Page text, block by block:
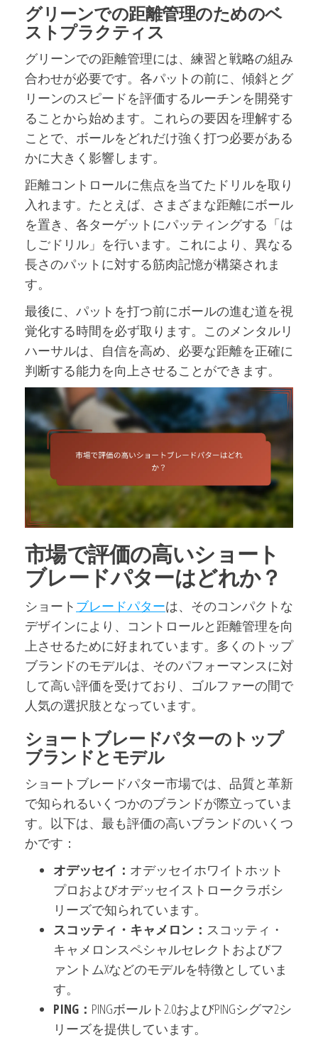
グリーンでの距離管理のためのベ
ストプラクティス
グリーンでの距離管理には、練習と戦略の組み
合わせが必要です。各パットの前に、傾斜とグ
リーンのスピードを評価するルーチンを開発す
ることから始めます。これらの要因を理解する
ことで、ボールをどれだけ強く打つ必要がある
かに大きく影響します。
距離コントロールに焦点を当てたドリルを取り
入れます。たとえば、さまざまな距離にボール
を置き、各ターゲットにパッティングする「は
しごドリル」を行います。これにより、異なる
長さのパットに対する筋肉記憶が構築されま
す。
最後に、パットを打つ前にボールの進む道を視
覚化する時間を必ず取ります。このメンタルリ
ハーサルは、自信を高め、必要な距離を正確に
判断する能力を向上させることができます。
市場で評価の高いショート
ブレードパターはどれか？
ショート ブレードパターは、そのコンパクトな
デザインにより、コントロールと距離管理を向
上させるために好まれています。多くのトップ
ブランドのモデルは、そのパフォーマンスに対
して高い評価を受けており、ゴルファーの間で
人気の選択肢となっています。
ショートブレードパターのトップ
ブランドとモデル
ショートブレードパター市場では、品質と革新
で知られるいくつかのブランドが際立っていま
す。以下は、最も評価の高いブランドのいくつ
かです：
オデッセイ： オデッセイホワイトホット
プロおよびオデッセイストロークラボシ
リーズで知られています。
スコッティ・キャメロン： スコッティ・
キャメロンスペシャルセレクトおよびフ
ァントムXなどのモデルを特徴としていま
す。
PING： PINGボールト2.0およびPINGシグマ2シ
リーズを提供しています。